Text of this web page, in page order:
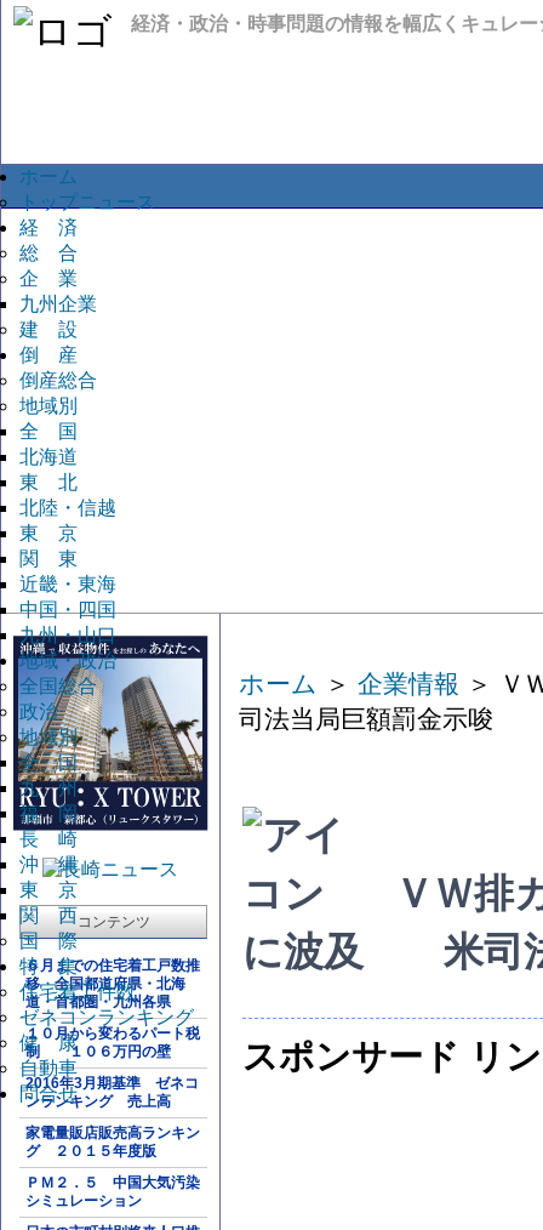
経済・政治・時事問題の情報を幅広くキュレ
ホーム
トップニュース
経 済
総 合
企 業
九州企業
建 設
倒 産
倒産総合
地域別
全 国
北海道
東 北
北陸・信越
東 京
関 東
近畿・東海
中国・四国
九州・山口
地域・政治
全国総合
政治
地域別
全 国
九 州
福 岡
長 崎
沖 縄
東 京
関 西
国 際
特 集
住宅着工件数
ゼネコンランキング
健 康
自動車
問合せ
コンテンツ
６月までの住宅着工戸数推
移 全国都道府県・北海
道・首都圏・九州各県
１０月から変わるパート税
制 １０６万円の壁
2016年3月期基準 ゼネコ
ンランキング 売上高
家電量販店販売高ランキン
グ ２０１５年度版
ＰＭ２．５ 中国大気汚染
シミュレーション
ホーム ＞ 企業情報 ＞
司法当局巨額罰金示唆
ＶＷ排
に波及 米司法
スポンサード リ